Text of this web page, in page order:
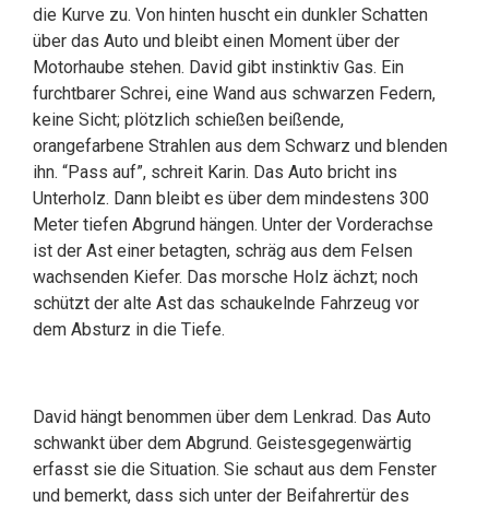
die Kurve zu. Von hinten huscht ein dunkler Schatten
über das Auto und bleibt einen Moment über der
Motorhaube stehen. David gibt instinktiv Gas. Ein
furchtbarer Schrei, eine Wand aus schwarzen Federn,
keine Sicht; plötzlich schießen beißende,
orangefarbene Strahlen aus dem Schwarz und blenden
ihn. “Pass auf”, schreit Karin. Das Auto bricht ins
Unterholz. Dann bleibt es über dem mindestens 300
Meter tiefen Abgrund hängen. Unter der Vorderachse
ist der Ast einer betagten, schräg aus dem Felsen
wachsenden Kiefer. Das morsche Holz ächzt; noch
schützt der alte Ast das schaukelnde Fahrzeug vor
dem Absturz in die Tiefe.
David hängt benommen über dem Lenkrad. Das Auto
schwankt über dem Abgrund. Geistesgegenwärtig
erfasst sie die Situation. Sie schaut aus dem Fenster
und bemerkt, dass sich unter der Beifahrertür des